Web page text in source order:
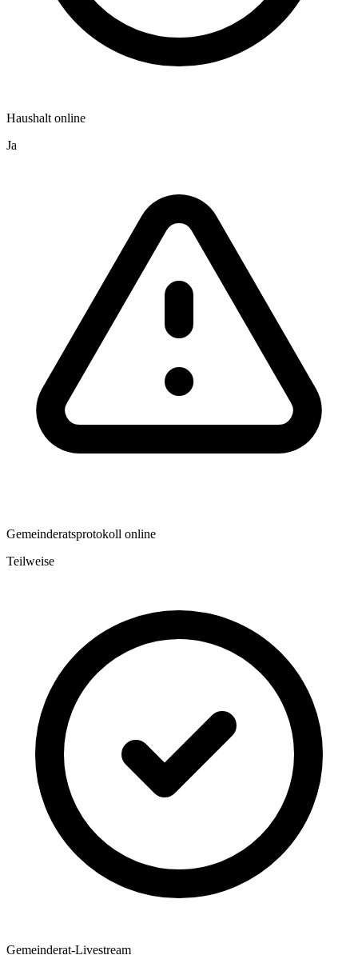
Haushalt online
Ja
Gemeinderatsprotokoll online
Teilweise
Gemeinderat-Livestream